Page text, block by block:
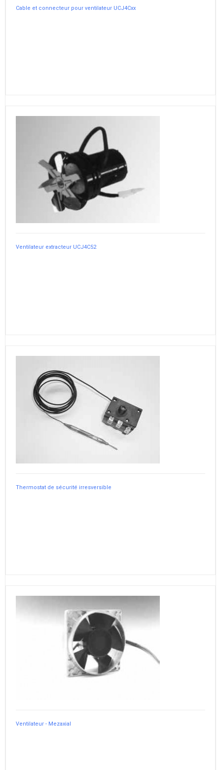
Cable et connecteur pour ventilateur UCJ4Cxx
Ventilateur extracteur UCJ4C52
Thermostat de sécurité irresversible
Ventilateur - Mezaxial